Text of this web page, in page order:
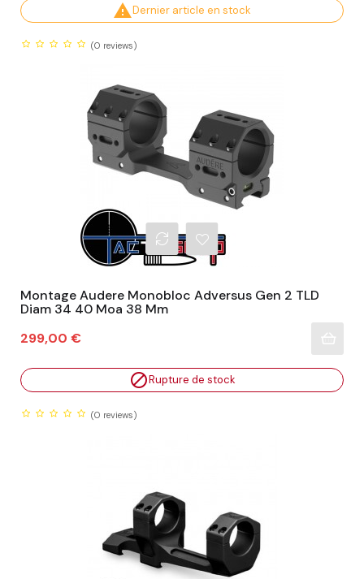
Dernier article en stock
(0 reviews)
Montage Audere Monobloc Adversus Gen 2 TLD
Diam 34 40 Moa 38 Mm
Prix
299,00 €
Rupture de stock
(0 reviews)